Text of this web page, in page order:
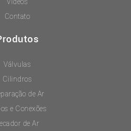
Contato
Válvulas
Cilindros
de Ar
e Conexões
de Ar